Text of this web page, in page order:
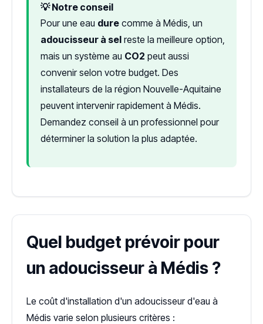
💡 Notre conseil
Pour une eau dure comme à Médis, un
adoucisseur à sel reste la meilleure option,
mais un système au CO2 peut aussi
convenir selon votre budget. Des
installateurs de la région Nouvelle-Aquitaine
peuvent intervenir rapidement à Médis.
Demandez conseil à un professionnel pour
déterminer la solution la plus adaptée.
Quel budget prévoir pour
un adoucisseur à Médis ?
Le coût d'installation d'un adoucisseur d'eau à
Médis varie selon plusieurs critères :